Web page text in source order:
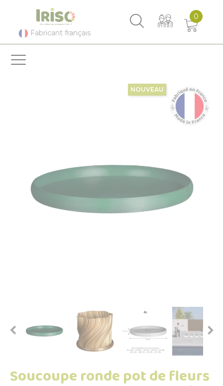
Fabricant français
0
NOUVEAU
 
Soucoupe ronde pot de fleurs
Panneau de gestion des cookies